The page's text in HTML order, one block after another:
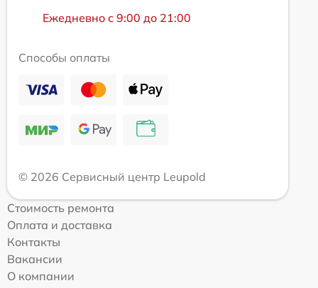
Ежедневно с 9:00 до 21:00
Способы оплаты
© 2026 Сервисный центр Leupold
Стоимость ремонта
Оплата и доставка
Контакты
Вакансии
О компании